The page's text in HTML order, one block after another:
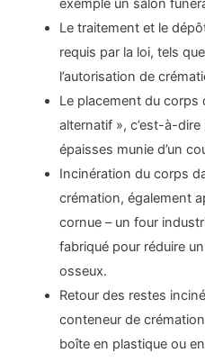
Le traitement et le
requis par la loi, tels
l’autorisation de
Le placement du corps
alternatif », c’est-à-
épaisses munie d’un
Incinération du corps
crémation, également
cornue – un four
fabriqué pour réduire
osseux.
Retour des restes
conteneur de
boîte en plastique ou